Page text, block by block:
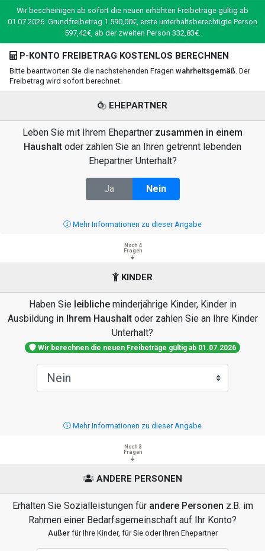
Wir bescheinigen ab sofort die neuen erhöhten Freibeträge gültig ab
01.07.2026. Grundfreibetrag 1.590,00€, erste unterhaltsberechtigte Person
597,42€, ab der zweiten Person 332,83€.
P-KONTO FREIBETRAG KOSTENLOS BERECHNEN
Bitte beantworten Sie die nachstehenden Fragen wahrheitsgemäß . Der
Freibetrag wird sofort berechnet.
EHEPARTNER
Leben Sie mit Ihrem Ehepartner zusammen in einem
Haushalt oder zahlen Sie an Ihren getrennt lebenden
Ehepartner Unterhalt?
Ja Nein
Mehr Informationen zu dieser Angabe
Noch 4
Fragen
KINDER
Haben Sie leiblicheminderjährige Kinder, Kinder in
Ausbildung in Ihrem Haushaltoder zahlen Sie an Ihre Kinder
Unterhalt?
Wir berechnen die neuen Freibeträge gültig ab 01.07.2026
Mehr Informationen zu dieser Angabe
Noch 3
Fragen
ANDERE PERSONEN
Erhalten Sie Sozialleistungen für andere Personen z.B. im
Rahmen einer Bedarfsgemeinschaft auf Ihr Konto?
Außerfür Ihre Kinder, für Sie oder Ihren Ehepartner